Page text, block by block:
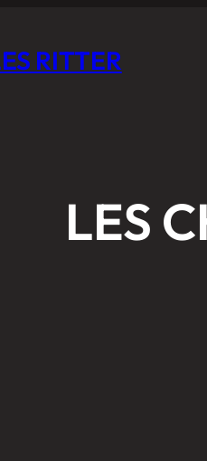
RITTER
LES